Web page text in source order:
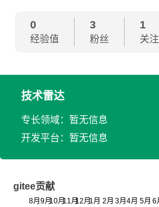
0
经验值
3
粉丝
1
关注
技术雷达
专长领域：暂无信息
开发平台：暂无信息
gitee贡献